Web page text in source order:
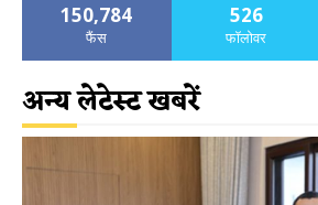
150,784
फैंस
526
फॉलोवर
अन्य लेटेस्ट खबरें